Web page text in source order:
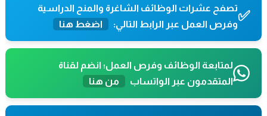
✅تصفح عشرات الوظائف الشاغرة والمنح الدراسية
وفرص العمل عبر الرابط التالي:
اضغط هنا
لمتابعة الوظائف وفرص العمل؛ انضم لقناة
المتقدمون عبر الواتساب
من هنا